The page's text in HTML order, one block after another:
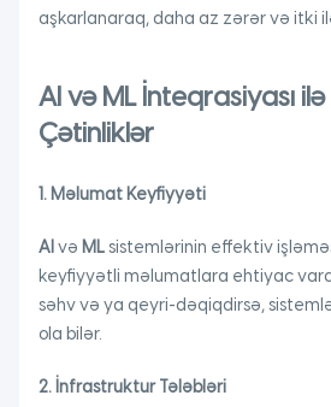
aşkarlanaraq, daha az zərər və itki
AI və ML İnteqrasiyası
Çətinliklər
1. Məlumat Keyfiyyəti
AI və MLsistemlərinin effektiv
keyfiyyətli məlumatlara ehtiyac
səhv və ya qeyri-dəqiqdirsə,
ola bilər.
2. İnfrastruktur Tələbləri